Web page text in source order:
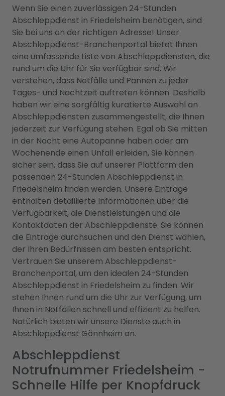
Wenn Sie einen zuverlässigen 24-Stunden
Abschleppdienst in Friedelsheim benötigen, sind
Sie bei uns an der richtigen Adresse! Unser
Abschleppdienst-Branchenportal bietet Ihnen
eine umfassende Liste von Abschleppdiensten, die
rund um die Uhr für Sie verfügbar sind. Wir
verstehen, dass Notfälle und Pannen zu jeder
Tages- und Nachtzeit auftreten können. Deshalb
haben wir eine sorgfältig kuratierte Auswahl an
Abschleppdiensten zusammengestellt, die Ihnen
jederzeit zur Verfügung stehen. Egal ob Sie mitten
in der Nacht eine Autopanne haben oder am
Wochenende einen Unfall erleiden, Sie können
sicher sein, dass Sie auf unserer Plattform den
passenden 24-Stunden Abschleppdienst in
Friedelsheim finden werden. Unsere Einträge
enthalten detaillierte Informationen über die
Verfügbarkeit, die Dienstleistungen und die
Kontaktdaten der Abschleppdienste. Sie können
die Einträge durchsuchen und den Dienst wählen,
der Ihren Bedürfnissen am besten entspricht.
Vertrauen Sie unserem Abschleppdienst-
Branchenportal, um den idealen 24-Stunden
Abschleppdienst in Friedelsheim zu finden. Wir
stehen Ihnen rund um die Uhr zur Verfügung, um
Ihnen in Notfällen schnell und effizient zu helfen.
Natürlich bieten wir unsere Dienste auch in
Abschleppdienst Gönnheim an.
Abschleppdienst
Notrufnummer Friedelsheim -
Schnelle Hilfe per Knopfdruck